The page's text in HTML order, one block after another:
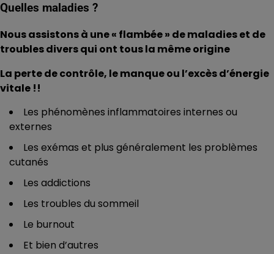
Quelles maladies ?
Nous assistons à une « flambée » de maladies et de
troubles divers qui ont tous la même origine
La perte de contrôle, le manque ou l’excès d’énergie
vitale !!
Les phénomènes inflammatoires internes ou
externes
Les exémas et plus généralement les problèmes
cutanés
Les addictions
Les troubles du sommeil
Le burnout
Et bien d’autres